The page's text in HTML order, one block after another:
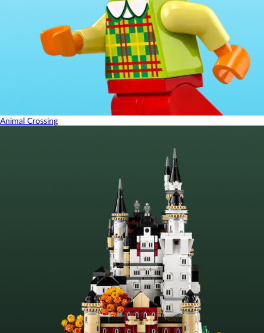
Animal Crossing